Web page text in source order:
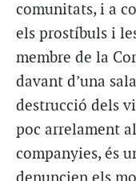
comunitats, i a
els prostíbuls i
membre de la
davant d’una
destrucció dels
poc arrelament
companyies, és